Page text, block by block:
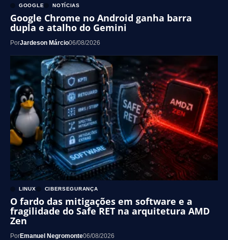
GOOGLE NOTÍCIAS
Google Chrome no Android ganha barra
dupla e atalho do Gemini
PorJardeson Márcio06/08/2026
LINUX CIBERSEGURANÇA
O fardo das mitigações em software e a
fragilidade do Safe RET na arquitetura AMD
Zen
PorEmanuel Negromonte06/08/2026